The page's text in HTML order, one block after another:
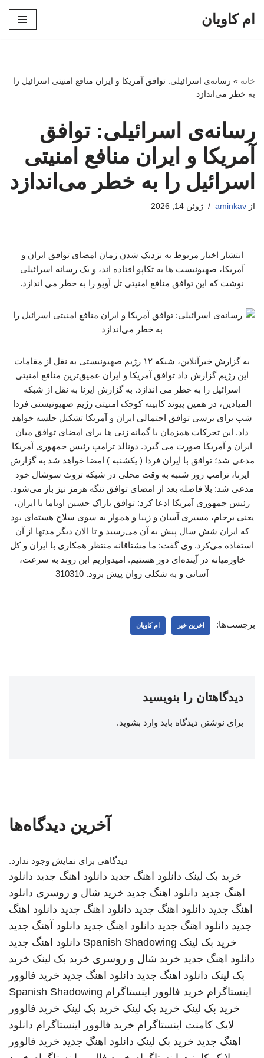
ام کاویان
خانه » رسانه‌ی اسرائیلی: توافق آمریکا و ایران منافع امنیتی اسرائیل را
به خطر می‌اندازد
رسانه‌ی اسرائیلی: توافق
آمریکا و ایران منافع امنیتی
اسرائیل را به خطر می‌اندازد
از aminkav ژوئن 14, 2026
انتشار اخبار مربوط به نزدیک شدن زمان امضای توافق ایران و
آمریکا، صهیونیست ها به تکاپو افتاده اند، و یک رسانه اسرائیلی
نوشت که این توافق منافع امنیتی تل آویو را به خطر می اندازد.
به گزارش خبرآنلاین، شبکه ۱۲ رژیم صهیونیستی به نقل از مقامات
این رژیم گزارش داد توافق آمریکا و ایران عمیق‌ترین منافع امنیتی
اسرائیل را به خطر می اندازد. به گزارش ایرنا به نقل از شبکه
المیادین، در همین پیوند کابینه کوچک امنیتی رژیم صهیونیستی فردا
شب برای برسی توافق احتمالی ایران و آمریکا تشکیل جلسه خواهد
داد. این تحرکات همزمان با گمانه زنی ها برای امضای توافق میان
ایران و آمریکا صورت می گیرد. دونالد ترامپ رئیس جمهوری آمریکا
مدعی شد؛ توافق با ایران فردا ( یکشنبه ) امضا خواهد شد به گزارش
ایرنا، ترامپ روز شنبه به وقت محلی در شبکه تروث سوشال خود
مدعی شد: بلا فاصله بعد از امضای توافق تنگه هرمز نیز باز می‌شود.
رئیس جمهوری آمریکا ادعا کرد: توافق باراک حسین اوباما با ایران،
یعنی برجام، مسیری آسان و زیبا و هموار به سوی سلاح هسته‌ای بود
که ایران شش سال پیش به آن می‌رسید و تا الان دیگر مدتها از آن
استفاده می‌کرد. وی گفت: ما مشتاقانه منتظر همکاری با ایران و کل
خاورمیانه در آینده‌ای دور هستیم. امیدواریم این روند به سرعت،
آسانی و به شکلی روان پیش برود. 310310
برچسب‌ها: اخرین خبر ام کاویان
دیدگاهتان را بنویسید
برای نوشتن دیدگاه باید وارد بشوید.
آخرین دیدگاه‌ها
دیدگاهی برای نمایش وجود ندارد.
خرید بک لینک دانلود اهنگ جدید دانلود اهنگ جدید دانلود
اهنگ جدید دانلود اهنگ جدید خرید شال و روسری دانلود
اهنگ جدید دانلود اهنگ جدید دانلود اهنگ جدید دانلود اهنگ
جدید دانلود اهنگ جدید دانلود اهنگ جدید دانلود آهنگ جدید
خرید بک لینک Spanish Shadowing دانلود اهنگ جدید
دانلود اهنگ جدید خرید شال و روسری خرید بک لینک خرید
بک لینک دانلود اهنگ جدید دانلود اهنگ جدید خرید فالوور
اینستاگرام خرید فالوور اینستاگرام Spanish Shadowing
خرید بک لینک خرید بک لینک خرید بک لینک خرید فالوور
لایک کامنت اینستاگرام خرید فالوور اینستاگرام دانلود
اهنگ جدید خرید بک لینک دانلود اهنگ جدید خرید فالوور